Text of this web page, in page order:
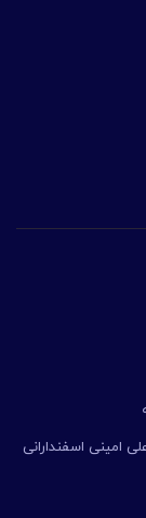
امینی اسفندارانی